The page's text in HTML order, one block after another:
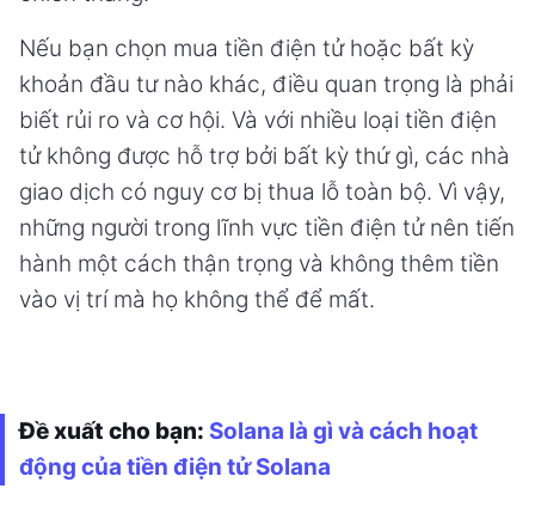
Nếu bạn chọn mua tiền điện tử hoặc bất kỳ
khoản đầu tư nào khác, điều quan trọng là phải
biết rủi ro và cơ hội. Và với nhiều loại tiền điện
tử không được hỗ trợ bởi bất kỳ thứ gì, các nhà
giao dịch có nguy cơ bị thua lỗ toàn bộ. Vì vậy,
những người trong lĩnh vực tiền điện tử nên tiến
hành một cách thận trọng và không thêm tiền
vào vị trí mà họ không thể để mất.
Đề xuất cho bạn: Solana là gì và cách hoạt
động của tiền điện tử Solana